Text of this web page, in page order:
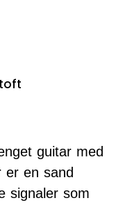
guitar med
er en sand
signaler som